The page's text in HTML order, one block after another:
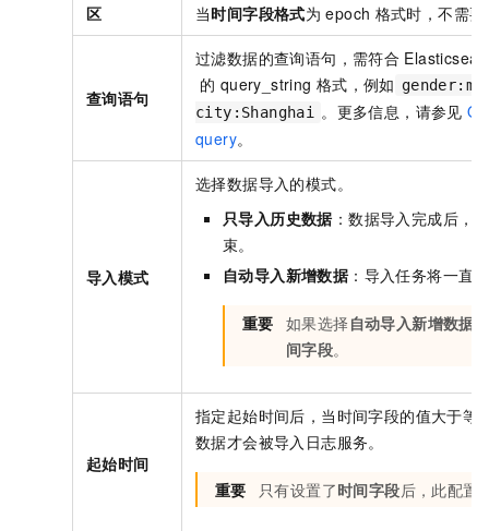
区
当时间字段格式为 epoch 格式时，不需
查询语句
过滤数据的查询语句，需符合
的 query_string 格式，例如
city:Shanghai 。更多信息，请参见
query。
导入模式
选择数据导入的模式。
只导入历史数据：数据导入完成后，
束。
自动导入新增数据：导入任务将一直
重要 如果选择 自动导入新增数据
间字段。
起始时间
指定起始时间后，当时间字段的值大于等
数据才会被导入日志服务。
重要 只有设置了时间字段后，此配置